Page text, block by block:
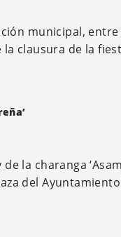
municipal,
clausura de la
la charanga
del